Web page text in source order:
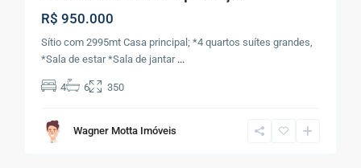
R$ 950.000
Sítio com 2995mt Casa principal; *4 quartos suítes grandes,
*Sala de estar *Sala de jantar ...
4 6 350
Wagner Motta Imóveis